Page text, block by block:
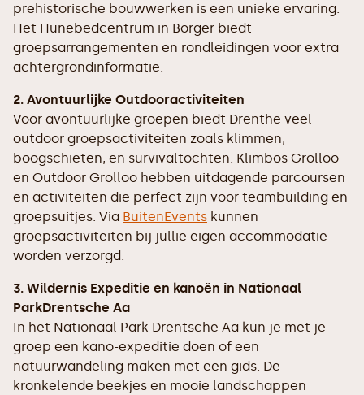
prehistorische bouwwerken is een unieke ervaring.
Het Hunebedcentrum in Borger biedt
groepsarrangementen en rondleidingen voor extra
achtergrondinformatie.
2. Avontuurlijke Outdooractiviteiten
Voor avontuurlijke groepen biedt Drenthe veel
outdoor groepsactiviteiten zoals klimmen,
boogschieten, en survivaltochten. Klimbos Grolloo
en Outdoor Grolloo hebben uitdagende parcoursen
en activiteiten die perfect zijn voor teambuilding en
groepsuitjes. Via BuitenEvents kunnen
groepsactiviteiten bij jullie eigen accommodatie
worden verzorgd.
3. Wildernis Expeditie en kanoën in Nationaal
ParkDrentsche Aa
In het Nationaal Park Drentsche Aa kun je met je
groep een kano-expeditie doen of een
natuurwandeling maken met een gids. De
kronkelende beekjes en mooie landschappen